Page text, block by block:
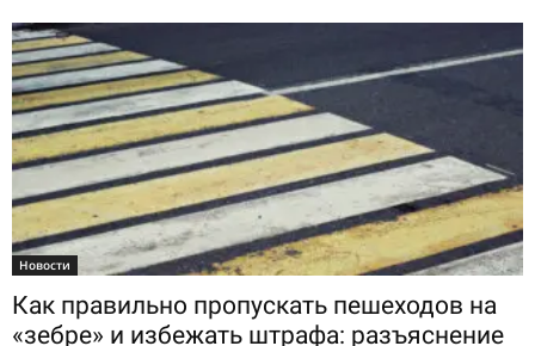
Новости
Как правильно пропускать пешеходов на
«зебре» и избежать штрафа: разъяснение